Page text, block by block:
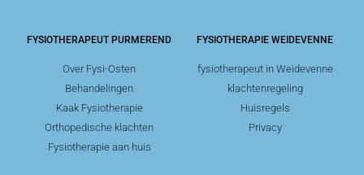
FYSIOTHERAPEUT PURMEREND
Over Fysi-Osten
Behandelingen
Kaak Fysiotherapie
Orthopedische klachten
Fysiotherapie aan huis
FYSIOTHERAPIE WEIDEVENNE
fysiotherapeut in Weidevenne
klachtenregeling
Huisregels
Privacy